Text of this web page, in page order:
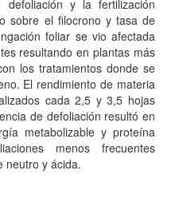
y la fertilización
sobre el filocrono y tasa de
foliar se vio afectada
resultando en plantas más
los tratamientos donde se
El rendimiento de materia
cada 2,5 y 3,5 hojas
de defoliación resultó en
metabolizable y proteína
menos frecuentes
neutro y ácida.